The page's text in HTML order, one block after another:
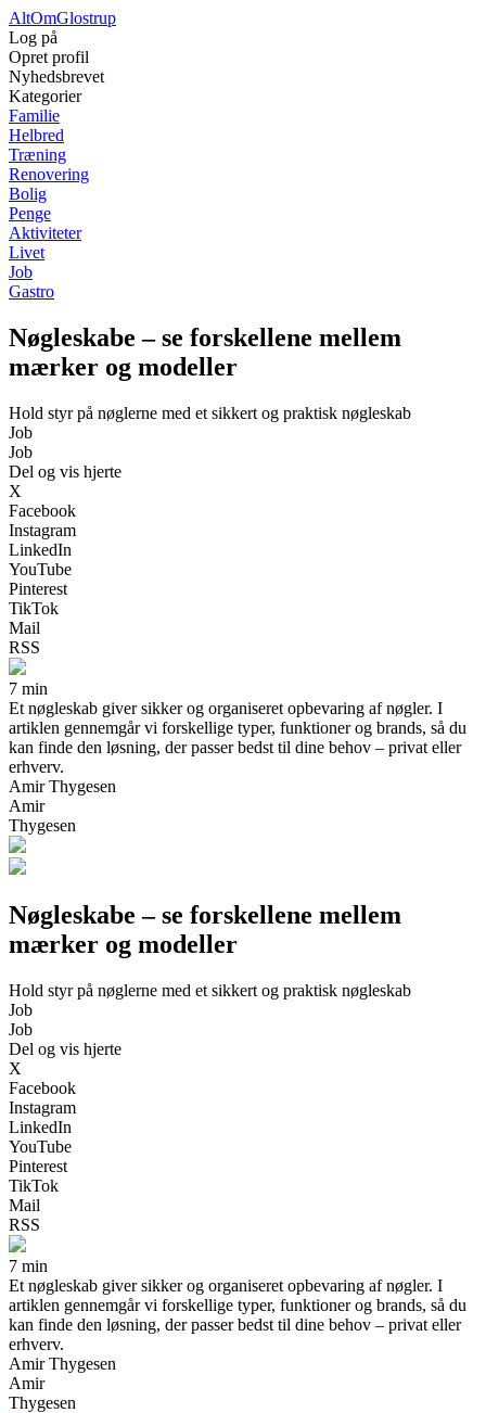
AltOmGlostrup
Log på
Opret profil
Nyhedsbrevet
Kategorier
Familie
Helbred
Træning
Renovering
Bolig
Penge
Aktiviteter
Livet
Job
Gastro
Nøgleskabe – se forskellene mellem
mærker og modeller
Hold styr på nøglerne med et sikkert og praktisk nøgleskab
Job
Job
Del og vis hjerte
X
Facebook
Instagram
LinkedIn
YouTube
Pinterest
TikTok
Mail
RSS
7 min
Et nøgleskab giver sikker og organiseret opbevaring af nøgler. I
artiklen gennemgår vi forskellige typer, funktioner og brands, så du
kan finde den løsning, der passer bedst til dine behov – privat eller
erhverv.
Amir Thygesen
Amir
Thygesen
Nøgleskabe – se forskellene mellem
mærker og modeller
Hold styr på nøglerne med et sikkert og praktisk nøgleskab
Job
Job
Del og vis hjerte
X
Facebook
Instagram
LinkedIn
YouTube
Pinterest
TikTok
Mail
RSS
7 min
Et nøgleskab giver sikker og organiseret opbevaring af nøgler. I
artiklen gennemgår vi forskellige typer, funktioner og brands, så du
kan finde den løsning, der passer bedst til dine behov – privat eller
erhverv.
Amir Thygesen
Amir
Thygesen